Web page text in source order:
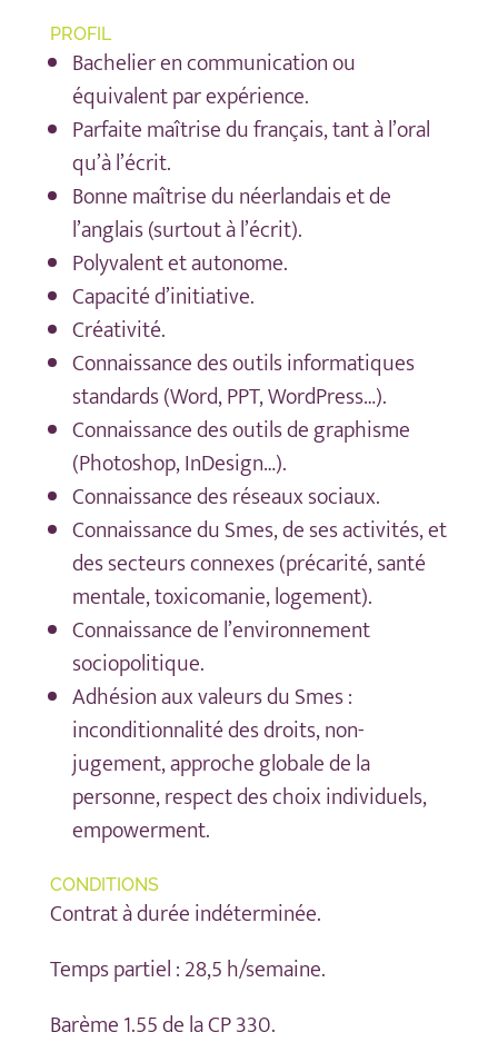
PROFIL
Bachelier en communication ou
équivalent par expérience.
Parfaite maîtrise du français, tant à l’oral
qu’à l’écrit.
Bonne maîtrise du néerlandais et de
l’anglais (surtout à l’écrit).
Polyvalent et autonome.
Capacité d’initiative.
Créativité.
Connaissance des outils informatiques
standards (Word, PPT, WordPress…).
Connaissance des outils de graphisme
(Photoshop, InDesign…).
Connaissance des réseaux sociaux.
Connaissance du Smes, de ses activités, et
des secteurs connexes (précarité, santé
mentale, toxicomanie, logement).
Connaissance de l’environnement
sociopolitique.
Adhésion aux valeurs du Smes :
inconditionnalité des droits, non-
jugement, approche globale de la
personne, respect des choix individuels,
empowerment.
CONDITIONS
Contrat à durée indéterminée.
Temps partiel : 28,5 h/semaine.
Barème 1.55 de la CP 330.